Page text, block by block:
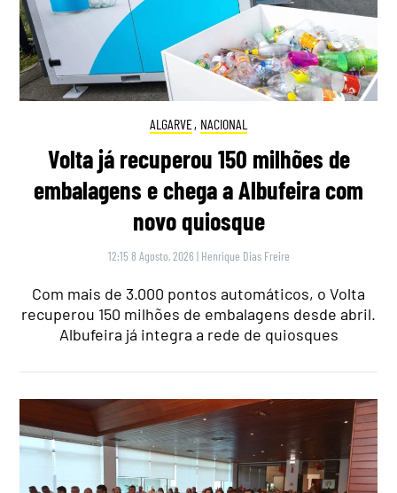
ALGARVE, NACIONAL
Volta já recuperou 150 milhões de
embalagens e chega a Albufeira com
novo quiosque
12:15 8 Agosto, 2026 | Henrique Dias Freire
Com mais de 3.000 pontos automáticos, o Volta
recuperou 150 milhões de embalagens desde abril.
Albufeira já integra a rede de quiosques